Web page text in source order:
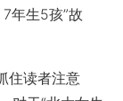
年生5孩”故
住读者注意